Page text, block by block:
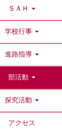
ＳＡＨ
学校行事
進路指導
部活動
探究活動
アクセス